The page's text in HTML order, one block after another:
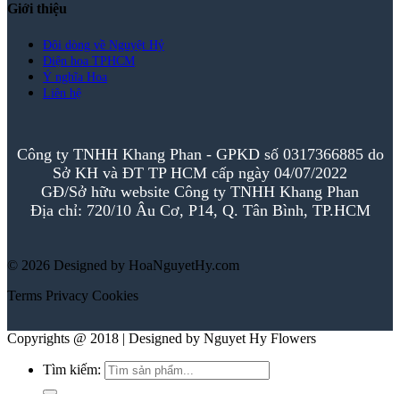
Giới thiệu
Đôi dòng về Nguyệt Hỷ
Điện hoa TPHCM
Ý nghĩa Hoa
Liên hệ
Công ty TNHH Khang Phan - GPKD số 0317366885 do
Sở KH và ĐT TP HCM cấp ngày 04/07/2022
GĐ/Sở hữu website Công ty TNHH Khang Phan
Địa chỉ: 720/10 Âu Cơ, P14, Q. Tân Bình, TP.HCM
© 2026 Designed by HoaNguyetHy.com
Terms Privacy Cookies
Copyrights @ 2018 | Designed by Nguyet Hy Flowers
Tìm kiếm: